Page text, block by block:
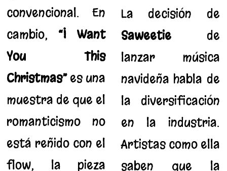
convencional. En
cambio, “I Want
You This
Christmas”es una
muestra de que el
romanticismo no
está reñido con el
flow; la pieza
La decisión de
Saweetiede
lanzar música
navideña habla de
la diversificación
en la industria.
Artistas como ella
saben que la